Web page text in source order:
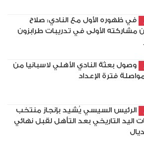
في ظهوره الأول مع النادي: صلاح
مشاركته الأولى في تدريبات طرابزون
وصول بعثة النادي الأهلي لاسبانيا من
فترة الإعداد
الرئيس السيسي يُشيد بإنجاز منتخب
اليد التاريخي بعد التأهل لقبل نهائي